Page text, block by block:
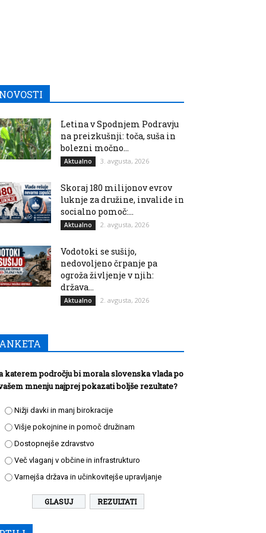
Letina v Spodnjem Podravju
na preizkušnji: toča, suša in
bolezni močno...
Aktualno 3. avgusta, 2026
Skoraj 180 milijonov evrov
luknje za družine, invalide in
socialno pomoč:...
Aktualno 2. avgusta, 2026
Vodotoki se sušijo,
nedovoljeno črpanje pa
ogroža življenje v njih:
država...
Aktualno 2. avgusta, 2026
katerem področju bi morala slovenska vlada po
mnenju najprej pokazati boljše rezultate?
Nižji davki in manj birokracije
Višje pokojnine in pomoč družinam
Dostopnejše zdravstvo
Več vlaganj v občine in infrastrukturo
Varnejša država in učinkovitejše upravljanje
REZULTATI